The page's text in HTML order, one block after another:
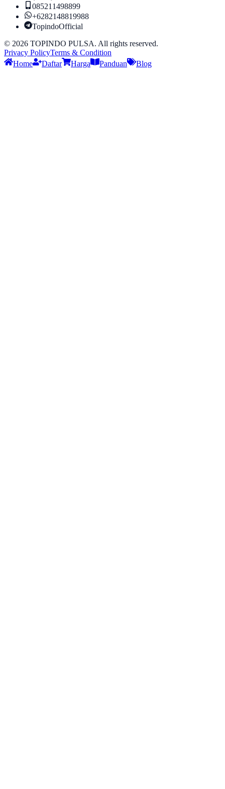
085211498899
+6282148819988
TopindoOfficial
© 2026 TOPINDO PULSA. All rights reserved.
Privacy PolicyTerms & Condition
Home
Daftar Harga Panduan Blog